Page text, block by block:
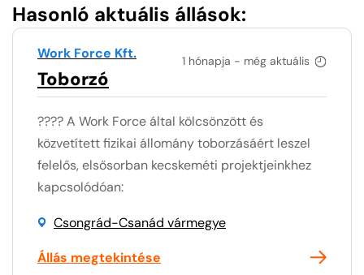
Hasonló aktuális állások:
1 hónapja - még aktuális
Work Force Kft.
Toborzó
???? A Work Force által kölcsönzött és
közvetített fizikai állomány toborzásáért leszel
felelős, elsősorban kecskeméti projektjeinkhez
kapcsolódóan:
Csongrád-Csanád vármegye
Állás megtekintése